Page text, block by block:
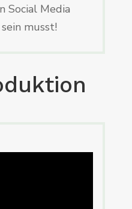
Social Media
musst!